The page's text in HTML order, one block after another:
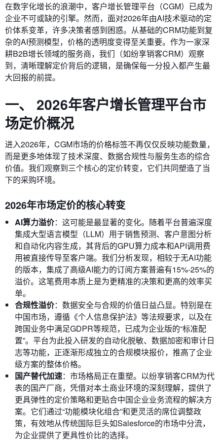
在数字化增长的浪潮中，客户增长管理平台（CGM）已成为
企业不可或缺的引擎。然而，面对2026年由AI技术驱动的定
价体系变革，许多决策者感到困惑。从基础的CRM功能到复
杂的AI预测模型，价格的透明度变得至关重要。作为一家深
耕B2B增长领域的服务商，我们（如纷享销客CRM）观察
到，清晰理解定价背后的逻辑，是确保每一分投入都产生最
大回报的前提。
一、 2026年客户增长管理平台市
场定价概况
进入2026年，CGM市场的价格标签不再仅仅反映功能数量，
而是更多地体现了技术深度、数据合规性与服务生态的综合
价值。我们观察到三个核心的定价转变，它们共同塑造了当
下的采购环境。
2026年市场定价的核心转变
AI算力溢价：这可能是最显著的变化。随着平台普遍深度
集成大型语言模型（LLM）用于销售预测、客户意图分析
和自动化内容生成，其背后的GPU算力成本和API调用费
用被直接传导至客户端。我们分析发现，相较于无AI功能
的版本，集成了高级AI能力的订阅方案普遍有15%-25%的
溢价。这笔费用本质上是为更精准的决策和更高的效率买
单。
合规性溢价：数据安全与合规的价值日益凸显。特别是在
中国市场，遵循《个人信息保护法》等法规要求，以及在
跨国业务中满足GDPR等规范，已成为企业版的“标准配
置”。平台为此投入研发的自动化脱敏、数据加密和审计日
志等功能，正逐渐形成独立的合规模块报价，推高了企业
级方案的整体价格。
国产替代加速：市场格局正在重塑。以纷享销客CRM为代
表的国产厂商，凭借对本土商业环境的深刻理解，提供了
更具弹性的定价策略和更贴合中国企业业务流程的解决方
案。它们通过“功能模块化组合”和更灵活的席位调整政
策，有效地从传统国际巨头如Salesforce的市场中分流，
为企业提供了更具性价比的选择。